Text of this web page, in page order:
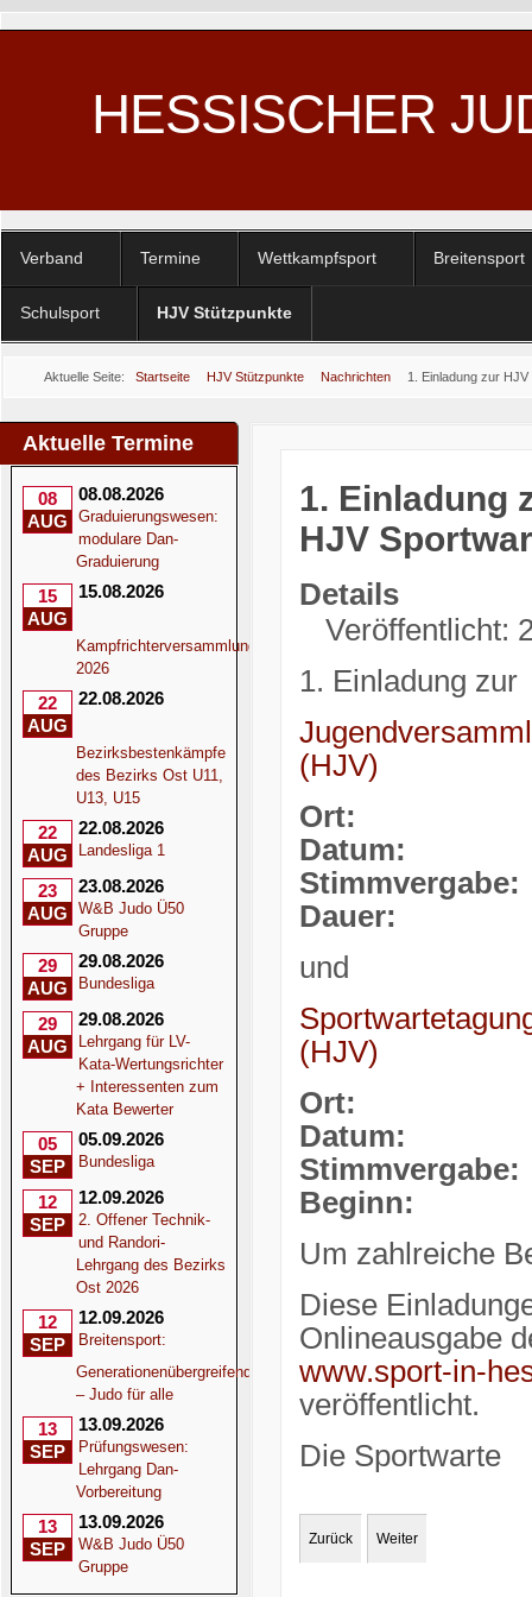
HESSISCHER
Verband Termine Wettkampfsport Breitensport
Schulsport HJV Stützpunkte
Aktuelle Seite: Startseite HJV Stützpunkte Nachrichten
1. Einladung zur
Aktuelle Termine
08
AUG
08.08.2026
Graduierungswesen:
modulare Dan-
Graduierung
15
AUG
15.08.2026
Kampfrichterversammlung
2026
22
AUG
22.08.2026
Bezirksbestenkämpfe
des Bezirks Ost U11,
U13, U15
22
AUG
22.08.2026
Landesliga 1
23
AUG
23.08.2026
W&B Judo Ü50
Gruppe
29
AUG
29.08.2026
Bundesliga
29
AUG
29.08.2026
Lehrgang für LV-
Kata-Wertungsrichter
+ Interessenten zum
Kata Bewerter
05
SEP
05.09.2026
Bundesliga
12
SEP
12.09.2026
2. Offener Technik-
und Randori-
Lehrgang des Bezirks
Ost 2026
12
SEP
12.09.2026
Breitensport:
Generationenübergreifend
– Judo für alle
13
SEP
13.09.2026
Prüfungswesen:
Lehrgang Dan-
Vorbereitung
13
SEP
13.09.2026
W&B Judo Ü50
Gruppe
1. Einladung
HJV
Details
Veröffentlicht:
1. Einladung zur
(HJV)
Ort: wird
Datum:
Stimmvergabe:
Dauer:
und
(HJV)
Ort: wird
Datum:
Stimmvergabe:
Beginn:
Um zahlreiche
Diese
Onlineausgabe
www.sport-in-
veröffentlicht.
Die Sportwarte
Zurück Weiter